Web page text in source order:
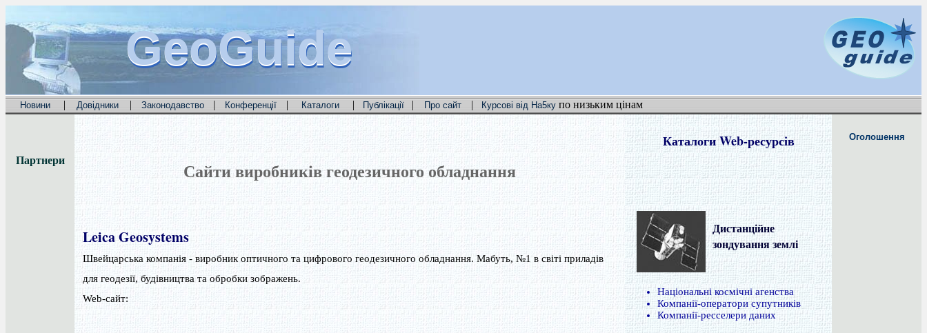
GeoGuide
GeoGuide
GeoGuide
Новини | Довідники | Законодавство | Конференції | Каталоги | Публікації | Про сайт | Курсові від На5ку по низьким цінам
Партнери Сайти виробників геодезичного обладнання
Leica Geosystems
Швейцарська компанія - виробник оптичного та цифрового геодезичного обладнання. Мабуть, №1 в світі приладів
для геодезії, будівництва та обробки зображень.
Web-сайт:
Каталоги Web-ресурсів
Дистанційне
зондування землі
Національні космічні агенства
Компанії-оператори супутників
Компанії-ресселери даних
Оголошення